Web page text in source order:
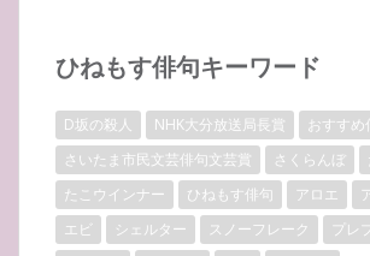
ひねもす俳句キーワード
D坂の殺人 NHK大分放送局長賞
おすすめ
さいたま市民文芸俳句文芸賞
さくらんぼ
たこウインナー
ひねもす俳句 アロエ
エビ
シェルター スノーフレーク
プレ